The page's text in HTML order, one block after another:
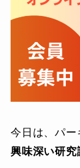
今日は、パー
興味深い研究